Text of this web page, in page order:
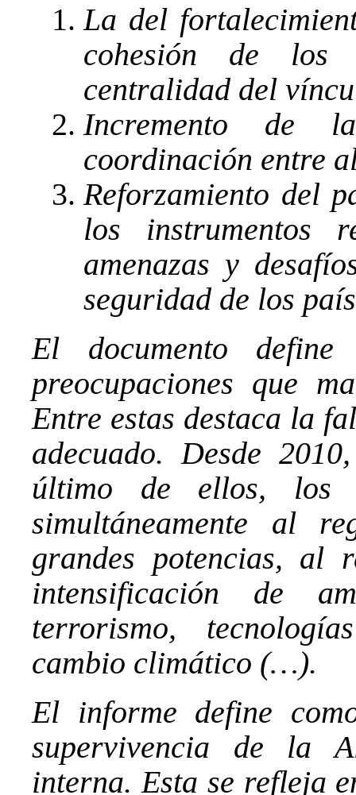
La del
cohesión de los
centralidad del
Incremento de
coordinación entre
Reforzamiento del
los instrumentos
amenazas y
seguridad de los
El documento
preocupaciones que
Entre estas destaca la
adecuado. Desde
último de ellos, los
simultáneamente al
grandes potencias, al
intensificación de
terrorismo,
cambio climático (…).
El informe define
supervivencia de la
interna. Esta se refleja